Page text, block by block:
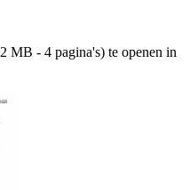
MB - 4 pagina's) te openen in